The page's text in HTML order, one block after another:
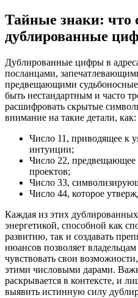
Тайные знаки: что
дублированные
Дублированные цифры в
посланцами,
предвещающими
быть нестандартным и часто
расшифровать скрытые
внимание на такие детали, как:
Число 11, приводящее к
интуиции;
Число 22,
проектов;
Число 33,
Число 44, которое
Каждая из этих
энергетикой, способной как
развитию, так и создавать
нюансов позволяет
чувствовать свои
этими числовыми дарами.
раскрывается в контексте, и
выявить истинную силу